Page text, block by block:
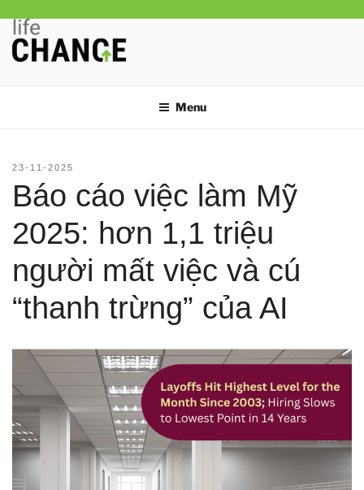
phần
Menu
ĐĂNG
TRONG
23-11-2025
Báo cáo việc làm Mỹ
2025: hơn 1,1 triệu
người mất việc và cú
“thanh trừng” của AI